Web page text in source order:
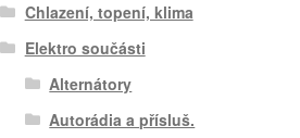
Chlazení, topení, klima
Elektro součásti
Alternátory
Autorádia a přísluš.